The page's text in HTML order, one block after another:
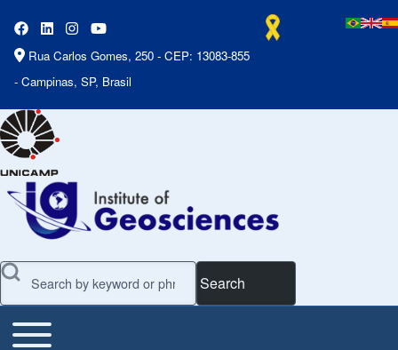
Rua Carlos Gomes, 250 - CEP: 13083-855
- Campinas, SP, Brasil
Search
Main Menu
Toggle main menu